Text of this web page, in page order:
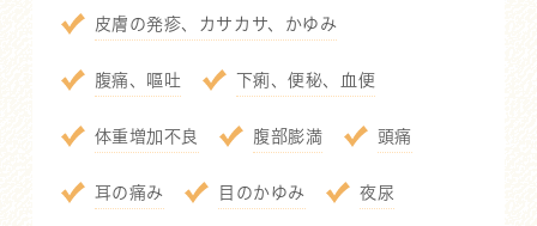
皮膚の発疹、カサカサ、かゆみ
腹痛、嘔吐 下痢、便秘、血便
体重増加不良 腹部膨満 頭痛
耳の痛み 目のかゆみ 夜尿